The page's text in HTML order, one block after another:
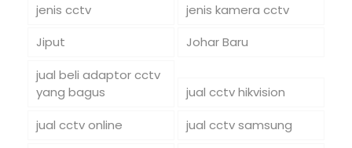
jenis cctv
jenis kamera cctv
Jiput
Johar Baru
jual beli adaptor cctv
yang bagus
jual cctv hikvision
jual cctv online
jual cctv samsung